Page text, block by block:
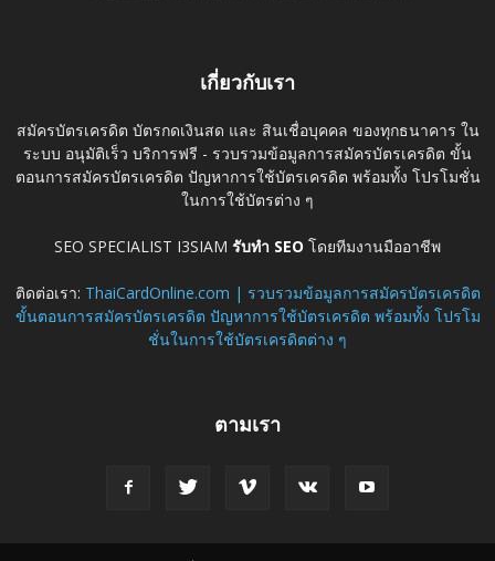
เกี่ยวกับเรา
สมัครบัตรเครดิต บัตรกดเงินสด และ สินเชื่อบุคคล ของทุกธนาคาร ใน
ระบบ อนุมัติเร็ว บริการฟรี - รวบรวมข้อมูลการสมัครบัตรเครดิต ขั้น
ตอนการสมัครบัตรเครดิต ปัญหาการใช้บัตรเครดิต พร้อมทั้ง โปรโมชั่น
ในการใช้บัตรต่าง ๆ
SEO SPECIALIST I3SIAM รับทำ SEO โดยทีมงานมืออาชีพ
ติดต่อเรา: ThaiCardOnline.com | รวบรวมข้อมูลการสมัครบัตรเครดิต
ขั้นตอนการสมัครบัตรเครดิต ปัญหาการใช้บัตรเครดิต พร้อมทั้ง โปรโม
ชั่นในการใช้บัตรเครดิตต่าง ๆ
ตามเรา